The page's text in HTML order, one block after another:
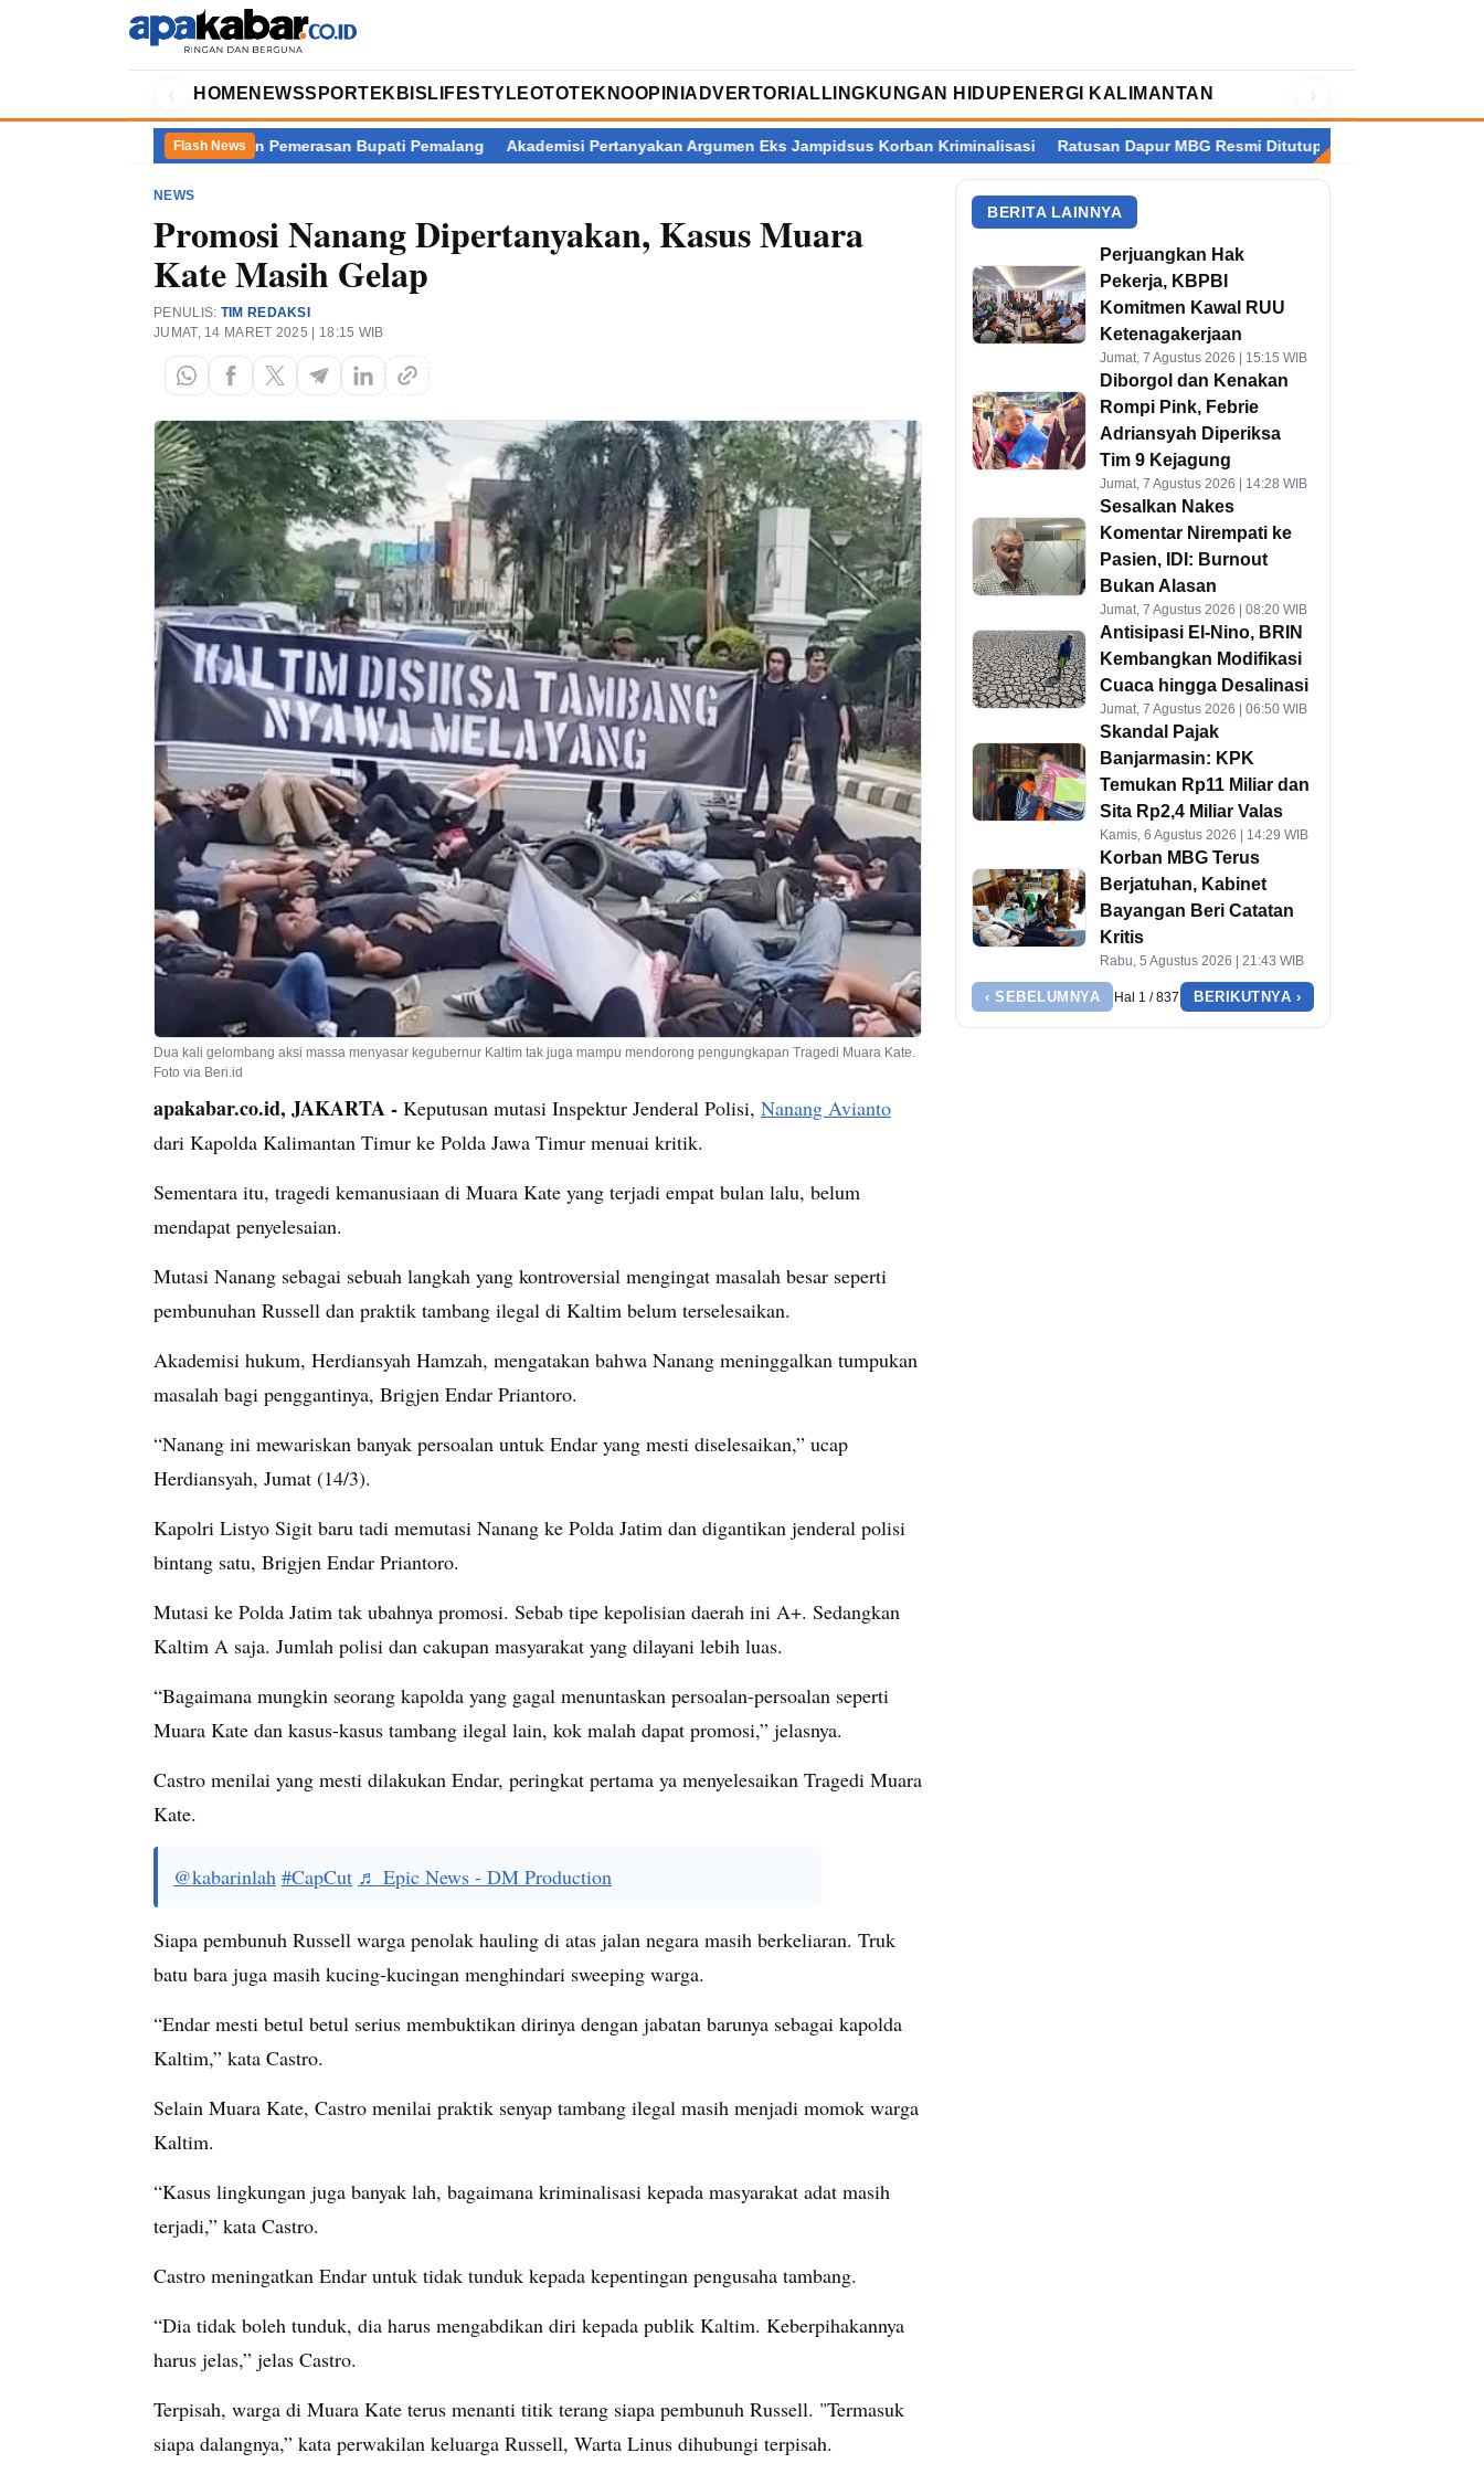
‹ HOME NEWSSPORT EKBIS LIFESTYLEOTOTEKNOOPINI ADVERTORIAL LINGKUNGAN HIDUP ENERGI KALIMANTAN ›
Flash News
Balik Kasus Dugaan Pemerasan Bupati Pemalang Akademisi Pertanyakan Argumen Eks Jampidsus Korban Kriminalisasi Ratusan Dapur MBG Resmi Ditutup, Kalimantan Terbanyak
NEWS
Promosi Nanang Dipertanyakan, Kasus Muara
Kate Masih Gelap
PENULIS: TIM REDAKSI
JUMAT, 14 MARET 2025 | 18:15 WIB
Dua kali gelombang aksi massa menyasar kegubernur Kaltim tak juga mampu mendorong pengungkapan Tragedi Muara Kate.
Foto via Beri.id
apakabar.co.id, JAKARTA - Keputusan mutasi Inspektur Jenderal Polisi, Nanang Avianto
dari Kapolda Kalimantan Timur ke Polda Jawa Timur menuai kritik.
Sementara itu, tragedi kemanusiaan di Muara Kate yang terjadi empat bulan lalu, belum
mendapat penyelesaian.
Mutasi Nanang sebagai sebuah langkah yang kontroversial mengingat masalah besar seperti
pembunuhan Russell dan praktik tambang ilegal di Kaltim belum terselesaikan.
Akademisi hukum, Herdiansyah Hamzah, mengatakan bahwa Nanang meninggalkan tumpukan
masalah bagi penggantinya, Brigjen Endar Priantoro.
“Nanang ini mewariskan banyak persoalan untuk Endar yang mesti diselesaikan,” ucap
Herdiansyah, Jumat (14/3).
Kapolri Listyo Sigit baru tadi memutasi Nanang ke Polda Jatim dan digantikan jenderal polisi
bintang satu, Brigjen Endar Priantoro.
Mutasi ke Polda Jatim tak ubahnya promosi. Sebab tipe kepolisian daerah ini A+. Sedangkan
Kaltim A saja. Jumlah polisi dan cakupan masyarakat yang dilayani lebih luas.
“Bagaimana mungkin seorang kapolda yang gagal menuntaskan persoalan-persoalan seperti
Muara Kate dan kasus-kasus tambang ilegal lain, kok malah dapat promosi,” jelasnya.
Castro menilai yang mesti dilakukan Endar, peringkat pertama ya menyelesaikan Tragedi Muara
Kate.
@kabarinlah #CapCut ♬ Epic News - DM Production
Siapa pembunuh Russell warga penolak hauling di atas jalan negara masih berkeliaran. Truk
batu bara juga masih kucing-kucingan menghindari sweeping warga.
“Endar mesti betul betul serius membuktikan dirinya dengan jabatan barunya sebagai kapolda
Kaltim,” kata Castro.
Selain Muara Kate, Castro menilai praktik senyap tambang ilegal masih menjadi momok warga
Kaltim.
“Kasus lingkungan juga banyak lah, bagaimana kriminalisasi kepada masyarakat adat masih
terjadi,” kata Castro.
Castro meningatkan Endar untuk tidak tunduk kepada kepentingan pengusaha tambang.
“Dia tidak boleh tunduk, dia harus mengabdikan diri kepada publik Kaltim. Keberpihakannya
harus jelas,” jelas Castro.
Terpisah, warga di Muara Kate terus menanti titik terang siapa pembunuh Russell. "Termasuk
siapa dalangnya,” kata perwakilan keluarga Russell, Warta Linus dihubungi terpisah.
BERITA LAINNYA
Perjuangkan Hak
Pekerja, KBPBI
Komitmen Kawal RUU
Ketenagakerjaan
Jumat, 7 Agustus 2026 | 15:15 WIB
Diborgol dan Kenakan
Rompi Pink, Febrie
Adriansyah Diperiksa
Tim 9 Kejagung
Jumat, 7 Agustus 2026 | 14:28 WIB
Sesalkan Nakes
Komentar Nirempati ke
Pasien, IDI: Burnout
Bukan Alasan
Jumat, 7 Agustus 2026 | 08:20 WIB
Antisipasi El-Nino, BRIN
Kembangkan Modifikasi
Cuaca hingga Desalinasi
Jumat, 7 Agustus 2026 | 06:50 WIB
Skandal Pajak
Banjarmasin: KPK
Temukan Rp11 Miliar dan
Sita Rp2,4 Miliar Valas
Kamis, 6 Agustus 2026 | 14:29 WIB
Korban MBG Terus
Berjatuhan, Kabinet
Bayangan Beri Catatan
Kritis
Rabu, 5 Agustus 2026 | 21:43 WIB
‹ SEBELUMNYA Hal 1 / 837 BERIKUTNYA ›